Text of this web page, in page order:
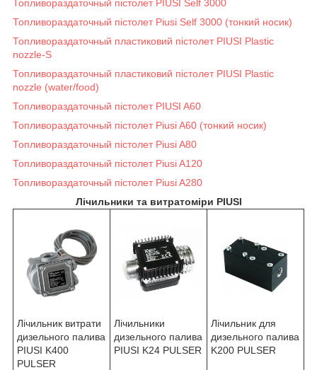
Топливораздаточный пістолет PIUSI Self 3000
Топливораздаточный пістолет Piusi Self 3000 (тонкий носик)
Топливораздаточный пластиковий пістолет PIUSI Plastic
nozzle-S
Топливораздаточный пластиковий пістолет PIUSI Plastic
nozzle (water/food)
Топливораздаточный пістолет PIUSI A60
Топливораздаточный пістолет Piusi A60 (тонкий носик)
Топливораздаточный пістолет Piusi A80
Топливораздаточный пістолет Piusi A120
Топливораздаточный пістолет Piusi A280
Лічильники та витратоміри PIUSI
Лічильник витрати
дизельного палива
PIUSI K400
PULSER
Лічильники
дизельного палива
PIUSI K24 PULSER
Лічильник для
дизельного палива
K200 PULSER